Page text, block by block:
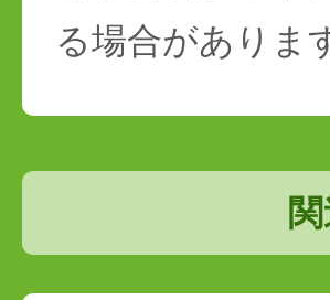
る場合がありま